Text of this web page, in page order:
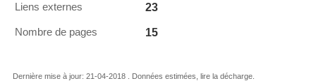
Liens externes 23
Nombre de pages 15
Dernière mise à jour: 21-04-2018 . Données estimées, lire la décharge.